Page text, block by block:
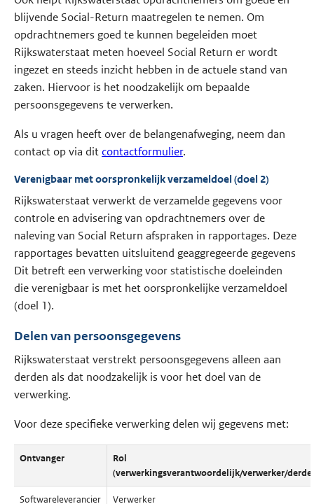
blijvende Social-Return maatregelen te nemen. Om
opdrachtnemers goed te kunnen begeleiden moet
Rijkswaterstaat meten hoeveel Social Return er wordt
ingezet en steeds inzicht hebben in de actuele stand van
zaken. Hiervoor is het noodzakelijk om bepaalde
persoonsgegevens te verwerken.
Als u vragen heeft over de belangenafweging, neem dan
contact op via ditcontactformulier.
Verenigbaar met oorspronkelijk verzameldoel (doel 2)
Rijkswaterstaat verwerkt de verzamelde gegevens voor
controle en advisering van opdrachtnemers over de
naleving van Social Return afspraken in rapportages. Deze
rapportages bevatten uitsluitend geaggregeerde gegevens
Dit betreft een verwerking voor statistische doeleinden
die verenigbaar is met het oorspronkelijke verzameldoel
(doel 1).
Delen van persoonsgegevens
Rijkswaterstaat verstrekt persoonsgegevens alleen aan
derden als dat noodzakelijk is voor het doel van de
verwerking.
Voor deze specifieke verwerking delen wij gegevens met:
Ontvanger
Rol
(verwerkingsverantwoordelijk/verwerker/
Softwareleverancier Verwerker